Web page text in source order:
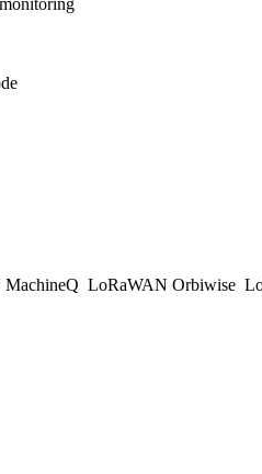
LoRaWAN Orbiwise